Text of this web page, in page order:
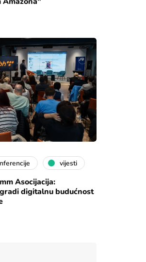
vijesti
Asocijacija:
digitalnu budućnost